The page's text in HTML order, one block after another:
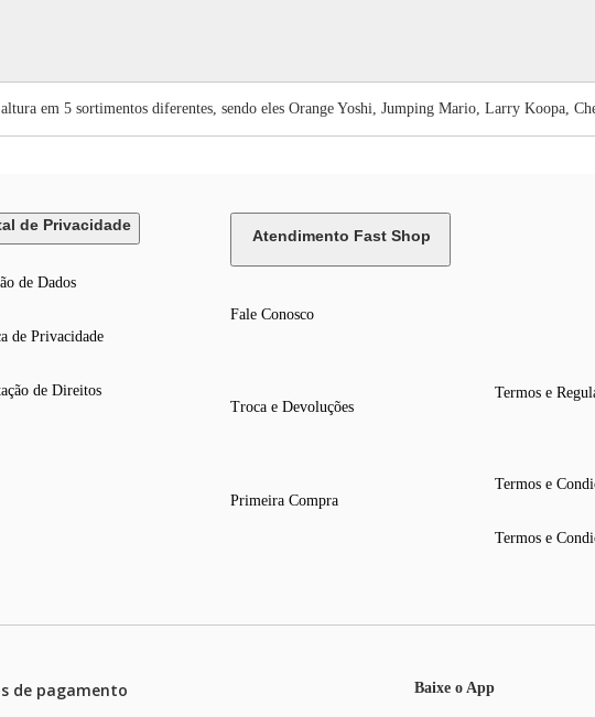
em 5 sortimentos diferentes, sendo eles Orange Yoshi, Jumping Mario, Larry Koopa,
de Privacidade
de Dados
de Privacidade
de Direitos
Atendimento Fast Shop
Fale Conosco
Troca e Devoluções
Primeira Compra
Termos e
Termos e
Termos e
de pagamento Baixe o App